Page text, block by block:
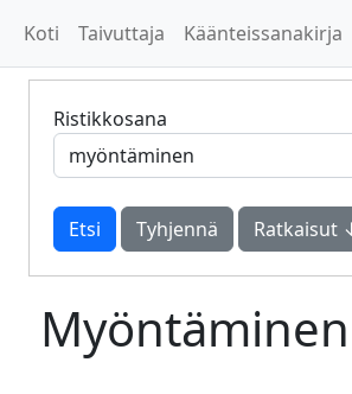
Koti Taivuttaja Käänteissanakirja
Ristikkosana
Tyhjennä Ratkaisut
Myöntäminen